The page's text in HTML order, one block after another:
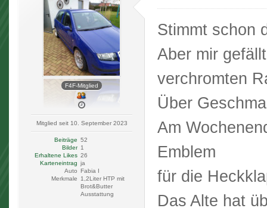
F4F-Mitglied
Mitglied seit 10. September 2023
Beiträge 52
Bilder 1
Erhaltene Likes 26
Karteneintrag ja
Auto
Fabia I
Merkmale 1,2Liter HTP mit
Brot&Butter
Ausstattung
Stimmt schon
Aber mir
verchromten
Über
Am
Emblem
für die
Das Alte hat